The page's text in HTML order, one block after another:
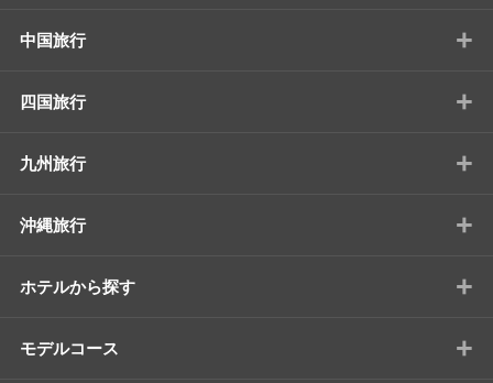
中国旅行 +
四国旅行 +
九州旅行 +
沖縄旅行 +
ホテルから探す +
モデルコース +